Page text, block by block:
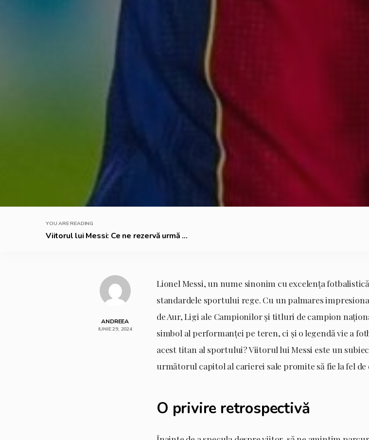
YOU ARE READING
Viitorul lui Messi: Ce ne rezervă urmă ...
ANDREEA
IUNIE 29, 2024
Lionel Messi, un nume sinonim cu excelența
standardele sportului rege. Cu un palmares
de Aur, Ligi ale Campionilor și titluri de campion
simbol al performanței pe teren, ci și o legendă vie a
acest titan al sportului? Viitorul lui Messi este un
următorul capitol al carierei sale promite să fie la fel de
O privire retrospectivă